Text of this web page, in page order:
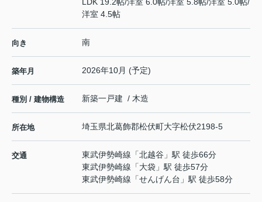
LDK 19.2帖/洋室 6.0帖/洋室 5.8帖/洋室 5.0帖/
洋室 4.5帖
向き 南
築年月 2026年10月 (予定)
種別 / 建物構造 新築一戸建 / 木造
所在地 埼玉県北葛飾郡松伏町大字松伏2198-5
交通 東武伊勢崎線 「北越谷 」駅 徒歩66分
東武伊勢崎線 「大袋 」駅 徒歩57分
東武伊勢崎線 「せんげん台 」駅 徒歩58分